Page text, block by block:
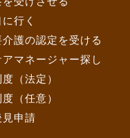
行く
護の認定を受ける
マネージャー探し
（法定）
（任意）
見申請